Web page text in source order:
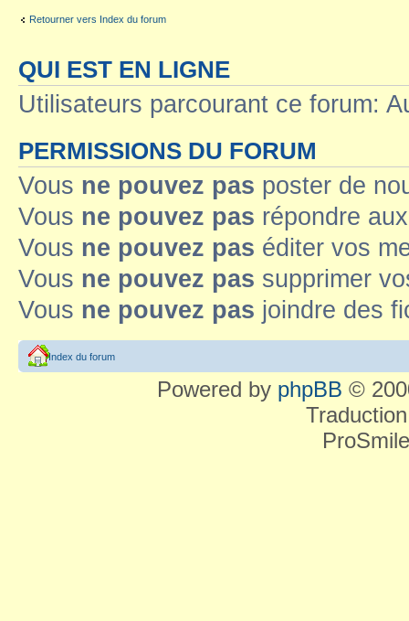
Retourner vers Index du forum
QUI EST EN LIGNE
Utilisateurs parcourant ce forum:
PERMISSIONS DU FORUM
Vous ne pouvez pas poster de
Vous ne pouvez pas répondre
Vous ne pouvez pas éditer vos
Vous ne pouvez pas supprimer
Vous ne pouvez pas joindre des
Index du forum
Powered by phpBB ©